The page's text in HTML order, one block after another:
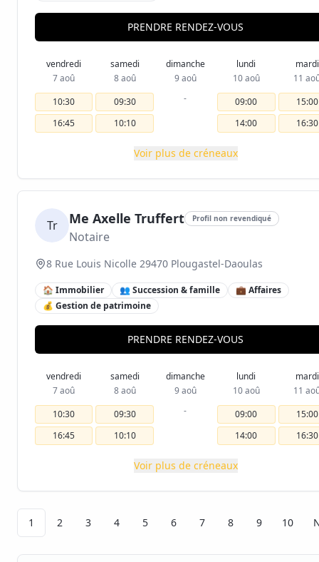
PRENDRE RENDEZ-VOUS
vendredi
7 aoû
10:30
16:45
samedi
8 aoû
09:30
10:10
dimanche
9 aoû
-
lundi
10 aoû
09:00
14:00
mardi
11
15:00
16:30
Voir plus de créneaux
Tr Me Axelle Truffert Profil non revendiqué
Notaire
8 Rue Louis Nicolle 29470 Plougastel-Daoulas
🏠 Immobilier 👥 Succession & famille
💼 Affaires
💰 Gestion de patrimoine
PRENDRE RENDEZ-VOUS
vendredi
7 aoû
10:30
16:45
samedi
8 aoû
09:30
10:10
dimanche
9 aoû
-
lundi
10 aoû
09:00
14:00
mardi
11
15:00
16:30
Voir plus de créneaux
1 2 3 4 5 6 7 8 9 10